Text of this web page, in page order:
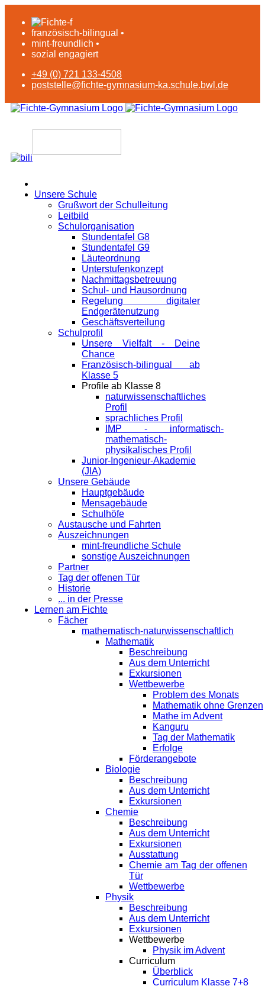
französisch-bilingual •
mint-freundlich •
sozial engagiert
+49 (0) 721 133-4508
poststelle@fichte-gymnasium-ka.schule.bwl.de
Unsere Schule
Grußwort der Schulleitung
Leitbild
Schulorganisation
Stundentafel G8
Stundentafel G9
Läuteordnung
Unterstufenkonzept
Nachmittagsbetreuung
Schul- und Hausordnung
Regelung digitaler
Endgeräte­nutzung
Geschäftsverteilung
Schulprofil
Unsere Vielfalt - Deine
Chance
Französisch-bilingual ab
Klasse 5
Profile ab Klasse 8
naturwissenschaftliches
Profil
sprachliches Profil
IMP - informatisch-
mathematisch-
physikalisches Profil
Junior-Ingenieur-Akademie
(JIA)
Unsere Gebäude
Hauptgebäude
Mensagebäude
Schulhöfe
Austausche und Fahrten
Auszeichnungen
mint-freundliche Schule
sonstige Auszeichnungen
Partner
Tag der offenen Tür
Historie
... in der Presse
Lernen am Fichte
Fächer
mathematisch-naturwissenschaftlich
Mathematik
Beschreibung
Aus dem Unterricht
Exkursionen
Wettbewerbe
Problem des Monats
Mathematik ohne Grenzen
Mathe im Advent
Kanguru
Tag der Mathematik
Erfolge
Förderangebote
Biologie
Beschreibung
Aus dem Unterricht
Exkursionen
Chemie
Beschreibung
Aus dem Unterricht
Exkursionen
Ausstattung
Chemie am Tag der offenen
Tür
Wettbewerbe
Physik
Beschreibung
Aus dem Unterricht
Exkursionen
Wettbewerbe
Physik im Advent
Curriculum
Überblick
Curriculum Klasse 7+8